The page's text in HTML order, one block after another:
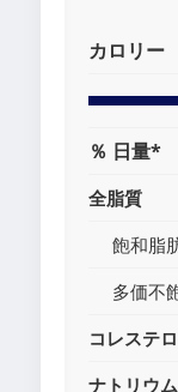
カロリー
％ 日量*
全脂質
飽和脂
多価不
コレステ
ナトリウム